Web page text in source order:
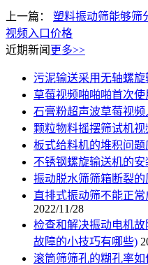
上一篇： 塑料振动筛能够筛
视频入口价格
近期新闻 更多>>
污泥输送采用无轴螺
草莓视频啪啪啪首次
石膏粉超声波草莓视频
颗粒物料摇摆筛试机视
板式给料机的堆积问
不锈钢螺旋输送机的安
振动脱水筛筛箱断裂的
直排式振动筛不能正
2022/11/28
检查和解决振动电机
故障的小技巧有哪些)
滚筒筛筛孔的糊孔率